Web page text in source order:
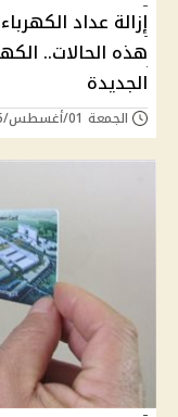
إزالة عداد
هذه الحالات..
الجديدة
الجمعة 01/أغسطس/2025 - 12:25 م